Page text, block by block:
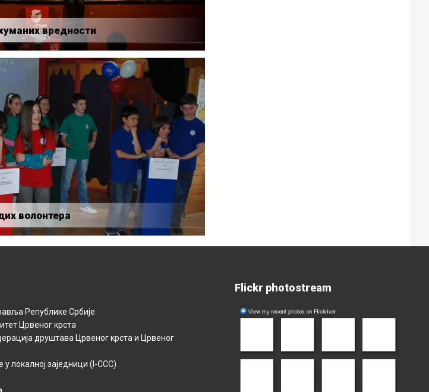
вредности
волонтера
Републикe Србијe
Црвеног крста
друштава Црвеног крста и Црвеног
у локалној заједници (I-CCC)
Flickr photostream